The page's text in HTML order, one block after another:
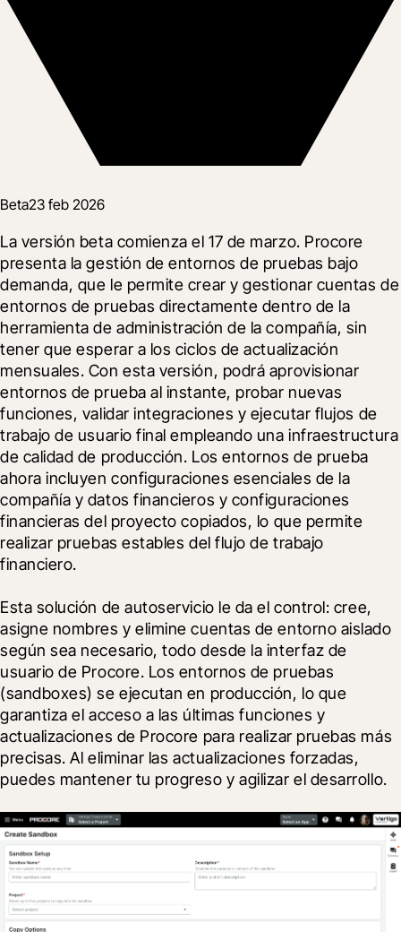
Beta23 feb 2026
La versión beta comienza el 17 de marzo. Procore
presenta la gestión de entornos de pruebas bajo
demanda, que le permite crear y gestionar cuentas de
entornos de pruebas directamente dentro de la
herramienta de administración de la compañía, sin
tener que esperar a los ciclos de actualización
mensuales. Con esta versión, podrá aprovisionar
entornos de prueba al instante, probar nuevas
funciones, validar integraciones y ejecutar flujos de
trabajo de usuario final empleando una infraestructura
de calidad de producción. Los entornos de prueba
ahora incluyen configuraciones esenciales de la
compañía y datos financieros y configuraciones
financieras del proyecto copiados, lo que permite
realizar pruebas estables del flujo de trabajo
financiero.
Esta solución de autoservicio le da el control: cree,
asigne nombres y elimine cuentas de entorno aislado
según sea necesario, todo desde la interfaz de
usuario de Procore. Los entornos de pruebas
(sandboxes) se ejecutan en producción, lo que
garantiza el acceso a las últimas funciones y
actualizaciones de Procore para realizar pruebas más
precisas. Al eliminar las actualizaciones forzadas,
puedes mantener tu progreso y agilizar el desarrollo.